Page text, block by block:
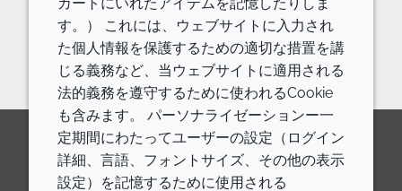
お問い合わせください。
お問い合わせフォーム
LinkedInYoutubeLine
す。） これには、ウェブサイトに入力され
た個人情報を保護するための適切な措置を講
じる義務など、当ウェブサイトに適用される
法的義務を遵守するために使われるCookie
も含みます。 パーソナライゼーションー一
定期間にわたってユーザーの設定（ログイン
詳細、言語、フォントサイズ、その他の表示
設定）を記憶するために使用される